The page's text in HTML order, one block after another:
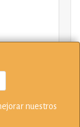
nuestros